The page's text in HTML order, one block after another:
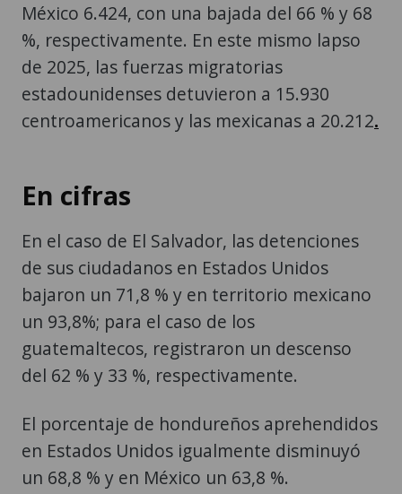
México 6.424, con una bajada del 66 % y 68
%, respectivamente. En este mismo lapso
de 2025, las fuerzas migratorias
estadounidenses detuvieron a 15.930
centroamericanos y las mexicanas a 20.212.
En cifras
En el caso de El Salvador, las detenciones
de sus ciudadanos en Estados Unidos
bajaron un 71,8 % y en territorio mexicano
un 93,8%; para el caso de los
guatemaltecos, registraron un descenso
del 62 % y 33 %, respectivamente.
El porcentaje de hondureños aprehendidos
en Estados Unidos igualmente disminuyó
un 68,8 % y en México un 63,8 %.